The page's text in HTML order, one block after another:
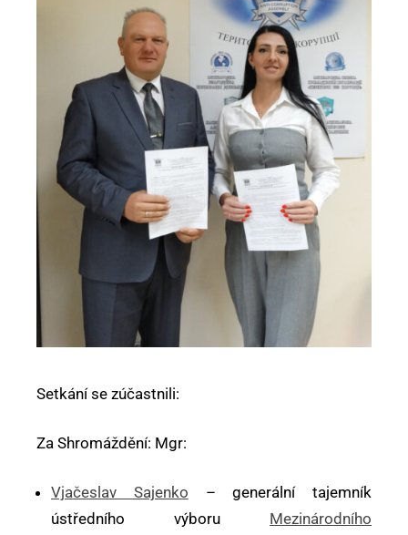
Setkání se zúčastnili:
Za Shromáždění: Mgr:
Vjačeslav Sajenko – generální tajemník
ústředního výboru Mezinárodního